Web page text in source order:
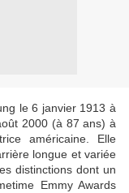
le 6 janvier 1913 à
2000 (à 87 ans) à
américaine. Elle
longue et variée
distinctions dont un
Emmy Awards